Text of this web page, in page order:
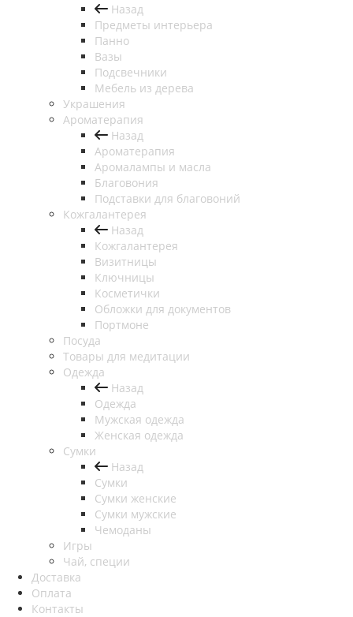
Назад
Предметы интерьера
Панно
Вазы
Подсвечники
Мебель из дерева
Украшения
Ароматерапия
Назад
Ароматерапия
Аромалампы и масла
Благовония
Подставки для благовоний
Кожгалантерея
Назад
Кожгалантерея
Визитницы
Ключницы
Косметички
Обложки для документов
Портмоне
Посуда
Товары для медитации
Одежда
Назад
Одежда
Мужская одежда
Женская одежда
Сумки
Назад
Сумки
Сумки женские
Сумки мужские
Чемоданы
Игры
Чай, специи
Доставка
Оплата
Контакты